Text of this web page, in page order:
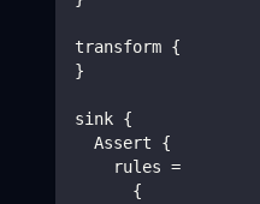
transform {
}
sink {
  Assert {
    rules =
      {